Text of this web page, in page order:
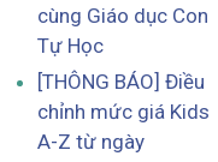
cùng Giáo dục Con
Tự Học
[THÔNG BÁO] Điều
chỉnh mức giá Kids
A-Z từ ngày